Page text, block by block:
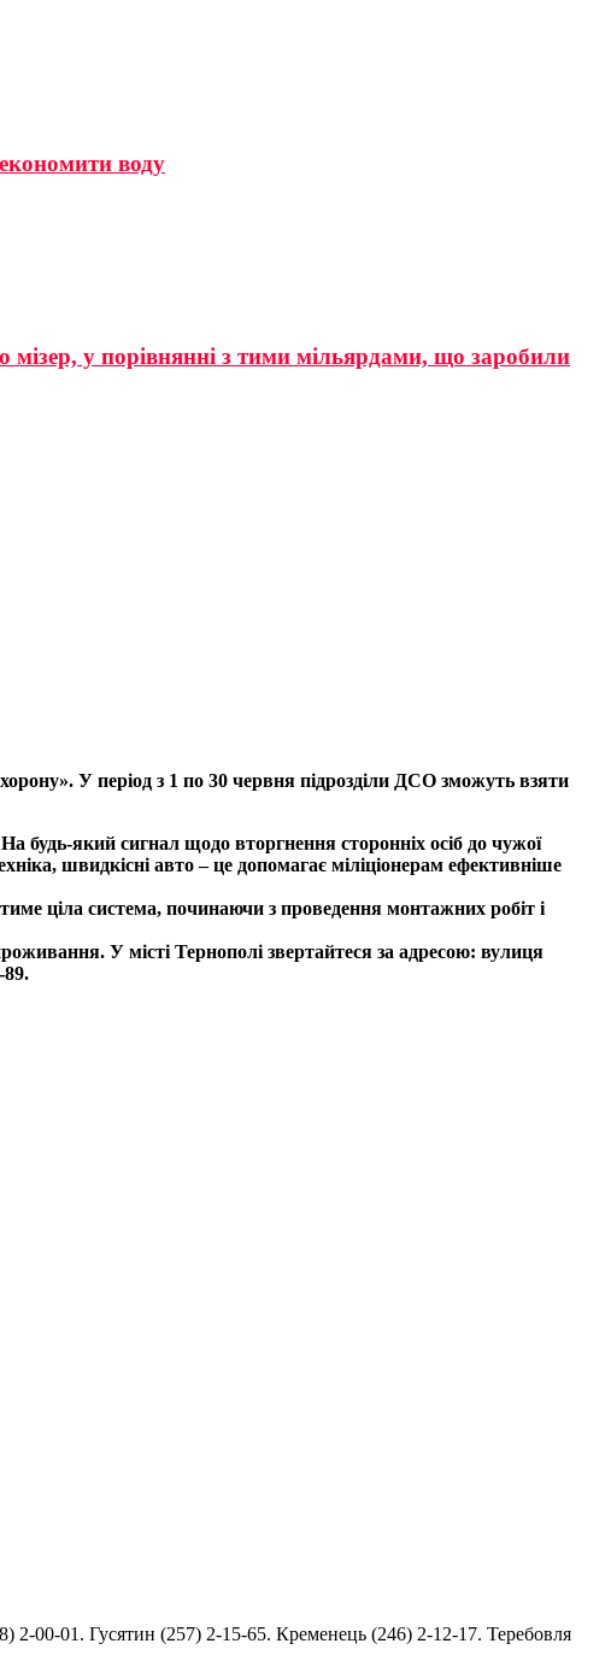
воду
мізер, у порівнянні з тими мільярдами, що заробили
У період з 1 по 30 червня підрозділи ДСО зможуть взяти
будь-який сигнал щодо вторгнення сторонніх осіб до чужої
швидкісні авто – це допомагає міліціонерам ефективніше
ціла система, починаючи з проведення монтажних робіт і
У місті Тернополі звертайтеся за адресою: вулиця
89.
2-00-01. Гусятин (257) 2-15-65. Кременець (246) 2-12-17. Теребовля